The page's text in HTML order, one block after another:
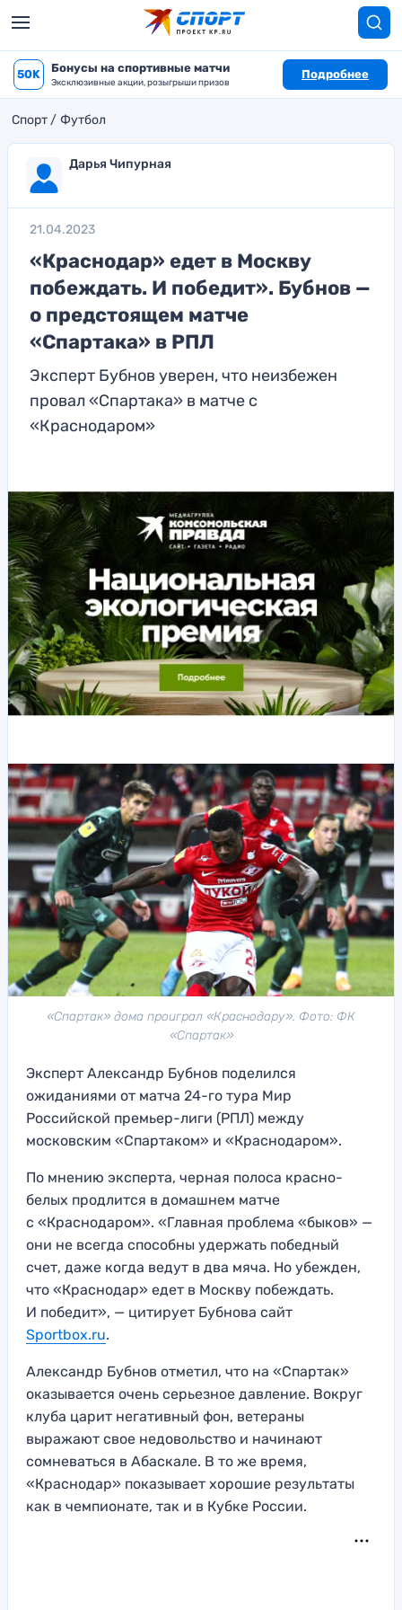
50K Бонусы на спортивные матчи
Эксклюзивные акции, розыгрыши призов
Подробнее
Спорт Футбол
Дарья Чипурная
21.04.2023
«Краснодар» едет в Москву
побеждать. И победит». Бубнов —
о предстоящем матче
«Спартака» в РПЛ
Эксперт Бубнов уверен, что неизбежен
провал «Спартака» в матче с
«Краснодаром»
«Спартак» дома проиграл «Краснодару». Фото: ФК
«Спартак»
Эксперт Александр Бубнов поделился
ожиданиями от матча 24-го тура Мир
Российской премьер-лиги (РПЛ) между
московским «Спартаком» и «Краснодаром».
По мнению эксперта, черная полоса красно-
белых продлится в домашнем матче
с «Краснодаром». «Главная проблема «быков» —
они не всегда способны удержать победный
счет, даже когда ведут в два мяча. Но убежден,
что «Краснодар» едет в Москву побеждать.
И победит», — цитирует Бубнова сайт
Sportbox.ru.
Александр Бубнов отметил, что на «Спартак»
оказывается очень серьезное давление. Вокруг
клуба царит негативный фон, ветераны
выражают свое недовольство и начинают
сомневаться в Абаскале. В то же время,
«Краснодар» показывает хорошие результаты
как в чемпионате, так и в Кубке России.